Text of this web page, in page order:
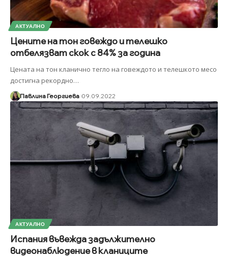
АКТУАЛНО
Цените на тон говеждо и телешко
отбелязват скок с 84% за година
Цената на тон кланично тегло на говеждото и телешкото месо
достигна рекордно…
Павлина Георгиева 09.09.2022
АКТУАЛНО
Испания въвежда задължително
видеонаблюдение в кланиците